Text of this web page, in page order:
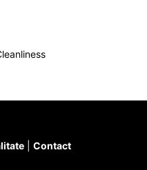
Contact